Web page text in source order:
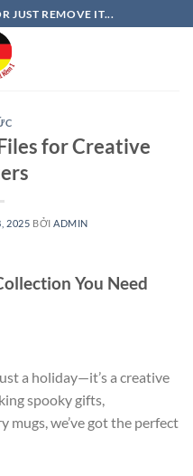
JUST REMOVE IT...
for Creative
2025 BỞI ADMIN
You Need
a holiday—it’s a creative
spooky gifts,
mugs, we’ve got the perfect